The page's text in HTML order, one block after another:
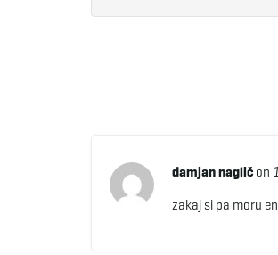
damjan nagličon
zakaj si pa moru